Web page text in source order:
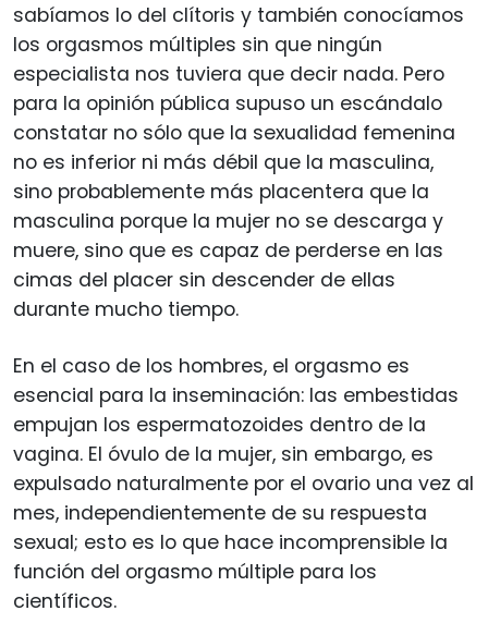
sabíamos lo del clítoris y también conocíamos
los orgasmos múltiples sin que ningún
especialista nos tuviera que decir nada. Pero
para la opinión pública supuso un escándalo
constatar no sólo que la sexualidad femenina
no es inferior ni más débil que la masculina,
sino probablemente más placentera que la
masculina porque la mujer no se descarga y
muere, sino que es capaz de perderse en las
cimas del placer sin descender de ellas
durante mucho tiempo.
En el caso de los hombres, el orgasmo es
esencial para la inseminación: las embestidas
empujan los espermatozoides dentro de la
vagina. El óvulo de la mujer, sin embargo, es
expulsado naturalmente por el ovario una vez al
mes, independientemente de su respuesta
sexual; esto es lo que hace incomprensible la
función del orgasmo múltiple para los
científicos.